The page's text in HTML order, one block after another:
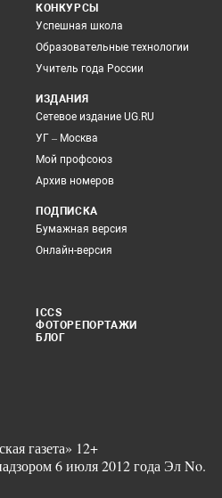
КОНКУРСЫ
Успешная школа
Образовательные технологии
Учитель года России
ИЗДАНИЯ
Сетевое издание UG.RU
УГ – Москва
Мой профсоюз
Архив номеров
ПОДПИСКА
Бумажная версия
Онлайн-версия
ICCS
ФОТОРЕПОРТАЖИ
БЛОГ
газета» 12+
6 июля 2012 года Эл No.